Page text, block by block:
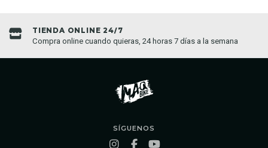
TIENDA ONLINE 24/7
Compra online cuando quieras, 24 horas 7 días a la semana
SÍGUENOS